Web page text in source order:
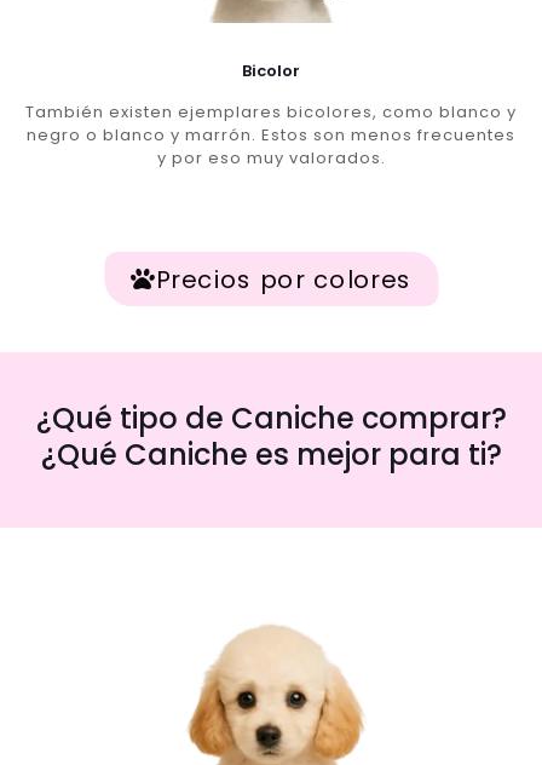
Bicolor
También existen ejemplares bicolores, como blanco y
negro o blanco y marrón. Estos son menos frecuentes
y por eso muy valorados.
Precios por colores
¿Qué tipo de Caniche comprar?
¿Qué Caniche es mejor para ti?